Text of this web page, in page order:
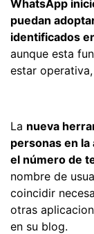
WhatsApp
puedan
identificados
aunque esta
estar
La nueva
personas en
el número de
nombre de
coincidir
otras
en su blog.